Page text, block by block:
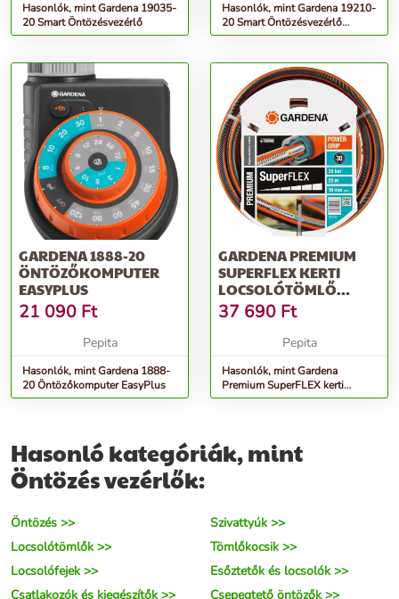
Hasonlók, mint Gardena 19035-
20 Smart Öntözésvezérlő
Hasonlók, mint Gardena 19210-
20 Smart Öntözésvezérlő
érzékelő készlet
GARDENA 1888-20
ÖNTÖZŐKOMPUTER
EASYPLUS
21 090 Ft
Pepita
Hasonlók, mint Gardena 1888-
20 Öntözőkomputer EasyPlus
GARDENA PREMIUM
SUPERFLEX KERTI
LOCSOLÓTÖMLŐ
3/4&QUOT; 25 M
37 690 Ft
Pepita
Hasonlók, mint Gardena
Premium SuperFLEX kerti
Locsolótömlő 3/4&quot; 25 M
Hasonló kategóriák, mint
Öntözés vezérlők:
Öntözés >>
Szivattyúk >>
Locsolótömlők >>
Tömlőkocsik >>
Locsolófejek >>
Esőztetők és locsolók >>
Csatlakozók és kiegészítők >>
Csepegtető öntözők >>